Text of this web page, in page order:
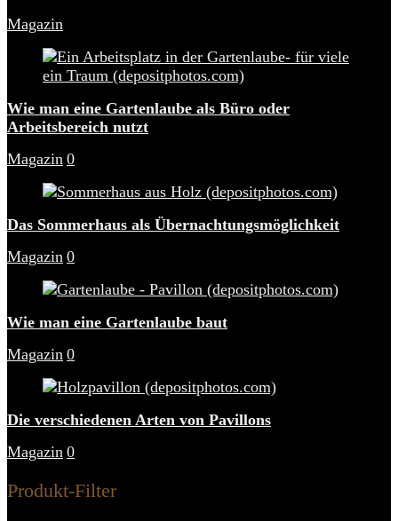
Magazin
Wie man eine Gartenlaube als Büro oder
Arbeitsbereich nutzt
Magazin 0
Das Sommerhaus als Übernachtungsmöglichkeit
Magazin 0
Wie man eine Gartenlaube baut
Magazin 0
Die verschiedenen Arten von Pavillons
Magazin 0
Produkt-Filter